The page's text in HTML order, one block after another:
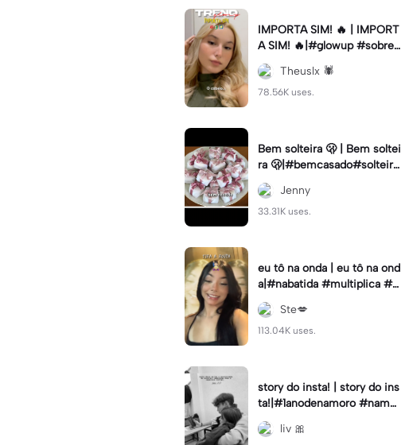
IMPORTA SIM! 🔥 | IMPORT
A SIM! 🔥|#glowup #sobre
mim #viralcut #importasi
m ✨ Theuslx 🕷️
78.56K uses.
Bem solteira 🫢 | Bem soltei
ra 🫢|#bemcasado#solteira
#trendtiktok#i5#viral
Jenny
33.31K uses.
eu tô na onda | eu tô na ond
a|#nabatida #multiplica #e
feitos #efeitoscapcut #vira
lcut
Ste💋
113.04K uses.
story do insta! | story do ins
ta!|#1anodenamoro #namor
o #storynamorados
liv 🎀